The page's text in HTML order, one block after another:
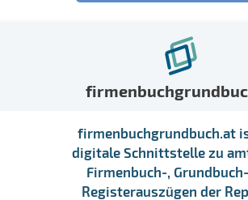
firmenbuchgrundbuch.at
digitale Schnittstelle zu
Firmenbuch-,
Registerauszügen der